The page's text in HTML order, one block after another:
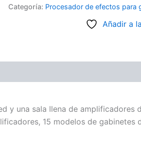
Categoría: Procesador de efectos para
Añadir a
y una sala llena de amplificadores
15 modelos de gabinetes